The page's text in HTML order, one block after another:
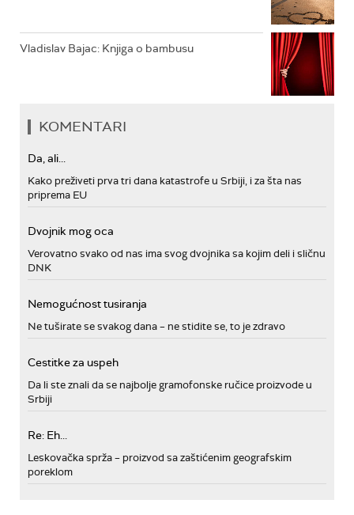
Vladislav Bajac: Knjiga o bambusu
KOMENTARI
Da, ali...
Kako preživeti prva tri dana katastrofe u Srbiji, i za šta nas
priprema EU
Dvojnik mog oca
Verovatno svako od nas ima svog dvojnika sa kojim deli i sličnu
DNK
Nemogućnost tusiranja
Ne tuširate se svakog dana – ne stidite se, to je zdravo
Cestitke za uspeh
Da li ste znali da se najbolje gramofonske ručice proizvode u
Srbiji
Re: Eh...
Leskovačka sprža – proizvod sa zaštićenim geografskim
poreklom